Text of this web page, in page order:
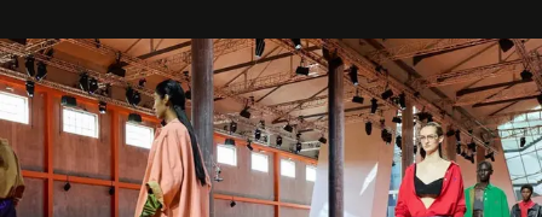
愛它的雋永與優雅。那麼這個手袋是怎麼誕生的呢？又為
甚麼取名叫 2.55 ？今天就由《L'Officiel HK》帶你穿越流金
歲月，回顧 2.55 的誕生故事。